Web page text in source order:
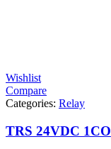
Wishlist
Compare
Categories: Relay
TRS 24VDC 1CO